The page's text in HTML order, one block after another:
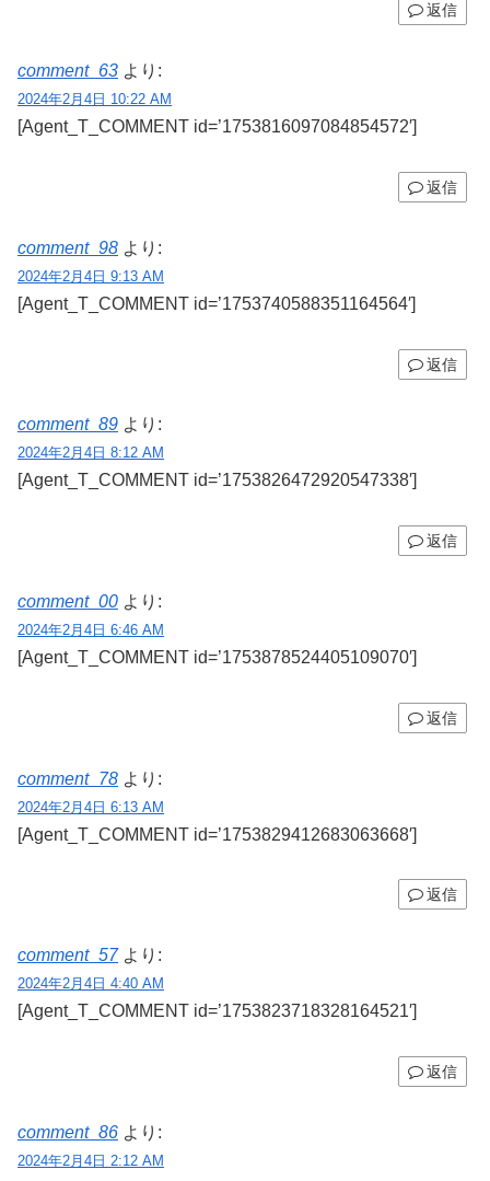
返信
comment_63 より:
2024年2月4日 10:22 AM
[Agent_T_COMMENT id=’1753816097084854572′]
返信
comment_98 より:
2024年2月4日 9:13 AM
[Agent_T_COMMENT id=’1753740588351164564′]
返信
comment_89 より:
2024年2月4日 8:12 AM
[Agent_T_COMMENT id=’1753826472920547338′]
返信
comment_00 より:
2024年2月4日 6:46 AM
[Agent_T_COMMENT id=’1753878524405109070′]
返信
comment_78 より:
2024年2月4日 6:13 AM
[Agent_T_COMMENT id=’1753829412683063668′]
返信
comment_57 より:
2024年2月4日 4:40 AM
[Agent_T_COMMENT id=’1753823718328164521′]
返信
comment_86 より:
2024年2月4日 2:12 AM